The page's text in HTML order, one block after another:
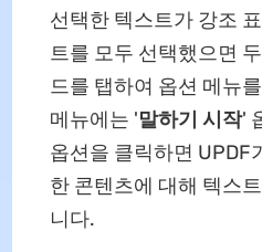
선택한 텍스트가 강조
트를 모두 선택했으면
드를 탭하여 옵션 메뉴
메뉴에는 '말하기 시작'
옵션을 클릭하면 UPDF
한 콘텐츠에 대해 텍스
니다.